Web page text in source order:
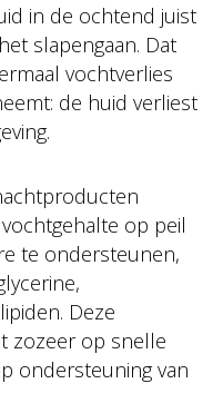
in de ochtend juist
slapengaan. Dat
vochtverlies
de huid verliest
op peil
te ondersteunen,
Deze
zozeer op snelle
ondersteuning van